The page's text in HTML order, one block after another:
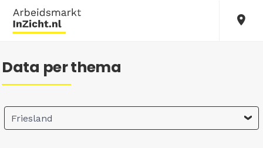
Data per thema
Friesland